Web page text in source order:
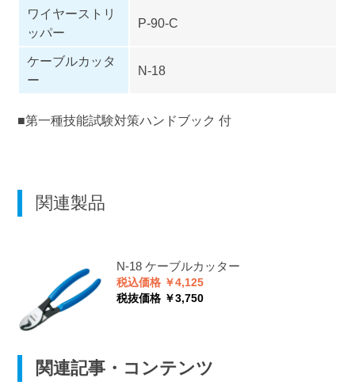
ワイヤーストリ
ッパー
P-90-C
ケーブルカッタ
ー
N-18
■第一種技能試験対策ハンドブック 付
関連製品
N-18 ケーブルカッター
税込価格 ￥4,125
税抜価格 ￥3,750
関連記事・コンテンツ